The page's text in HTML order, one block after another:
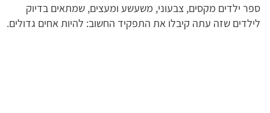
ספר ילדים מקסים, צבעוני, משעשע ומעצים, שמתאים בדיוק
לילדים שזה עתה קיבלו את התפקיד החשוב: להיות אחים גדולים.